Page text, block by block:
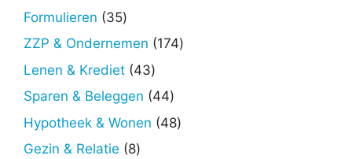
producten
Formulieren 3535
producten
ZZP & Ondernemen 174174
Lenen & Krediet 4343
producten
Sparen & Beleggen 4444
producten
Hypotheek & Wonen 4848
Gezin & Relatie 88